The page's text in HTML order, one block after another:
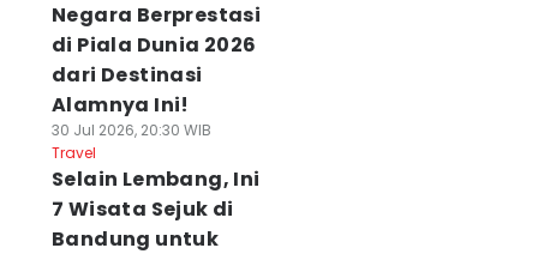
Negara Berprestasi
di Piala Dunia 2026
dari Destinasi
Alamnya Ini!
30 Jul 2026, 20:30 WIB
Travel
Selain Lembang, Ini
7 Wisata Sejuk di
Bandung untuk